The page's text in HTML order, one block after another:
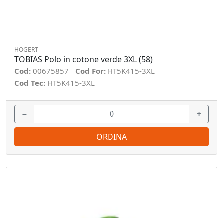
HOGERT
TOBIAS Polo in cotone verde 3XL (58)
Cod: 00675857 Cod For: HT5K415-3XL
Cod Tec: HT5K415-3XL
− +
ORDINA